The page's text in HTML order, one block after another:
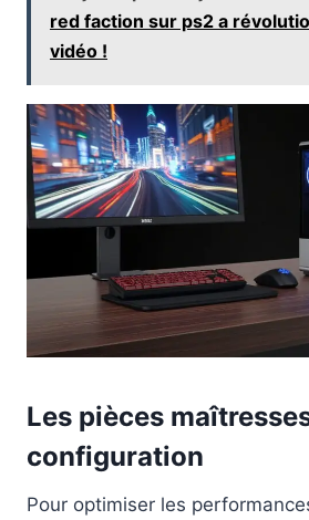
red faction sur ps2 a
vidéo !
Les pièces
configuration
Pour optimiser les